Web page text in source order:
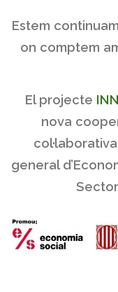
Estem
on comptem
El projecte
nova
general